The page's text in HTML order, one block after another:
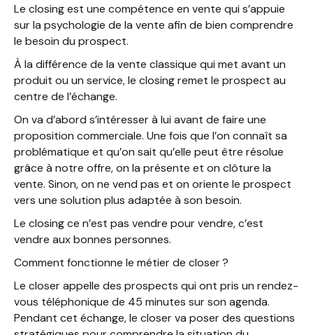
Le closing est une compétence en vente qui s’appuie
sur la psychologie de la vente afin de bien comprendre
le besoin du prospect.
À la différence de la vente classique qui met avant un
produit ou un service, le closing remet le prospect au
centre de l’échange.
On va d’abord s’intéresser à lui avant de faire une
proposition commerciale. Une fois que l’on connaît sa
problématique et qu’on sait qu’elle peut être résolue
grâce à notre offre, on la présente et on clôture la
vente. Sinon, on ne vend pas et on oriente le prospect
vers une solution plus adaptée à son besoin.
Le closing ce n’est pas vendre pour vendre, c’est
vendre aux bonnes personnes.
Comment fonctionne le métier de closer ?
Le closer appelle des prospects qui ont pris un rendez-
vous téléphonique de 45 minutes sur son agenda.
Pendant cet échange, le closer va poser des questions